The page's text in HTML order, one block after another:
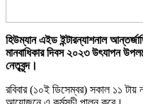
হিউম্যান এইড ইন্টারন্যাশনাল
মানবাধিকার দিবস ২০২৩ উৎযাপন
নেতৃবৃন্দ।
রবিবার (১০ই ডিসেম্বর) সকাল ১১ টায়